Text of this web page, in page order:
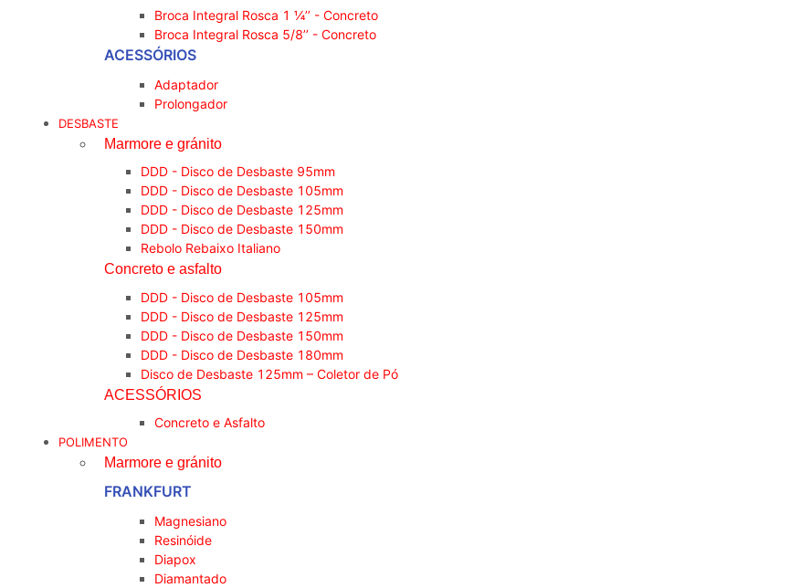
Broca Integral Rosca 1 ¼’’ - Concreto
Broca Integral Rosca 5/8’’ - Concreto
ACESSÓRIOS
Adaptador
Prolongador
DESBASTE
Marmore e gránito
DDD - Disco de Desbaste 95mm
DDD - Disco de Desbaste 105mm
DDD - Disco de Desbaste 125mm
DDD - Disco de Desbaste 150mm
Rebolo Rebaixo Italiano
Concreto e asfalto
DDD - Disco de Desbaste 105mm
DDD - Disco de Desbaste 125mm
DDD - Disco de Desbaste 150mm
DDD - Disco de Desbaste 180mm
Disco de Desbaste 125mm – Coletor de Pó
ACESSÓRIOS
Concreto e Asfalto
POLIMENTO
Marmore e gránito
FRANKFURT
Magnesiano
Resinóide
Diapox
Diamantado